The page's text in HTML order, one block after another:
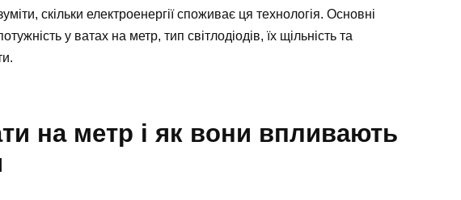
скільки електроенергії споживає ця технологія. Основні
у ватах на метр, тип світлодіодів, їх щільність та
на метр і як вони впливають